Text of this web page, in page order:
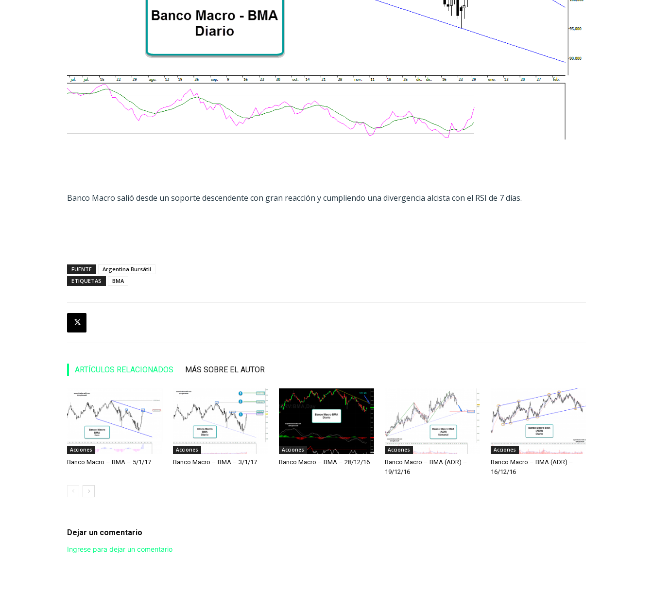
Banco Macro salió desde un soporte descendente con gran reacción y cumpliendo una divergencia alcista con el RSI de 7 días.
FUENTE
Argentina Bursátil
ETIQUETAS
BMA
ARTÍCULOS RELACIONADOS MÁS SOBRE EL AUTOR
Acciones
Banco Macro – BMA – 5/1/17
Acciones
Banco Macro – BMA – 3/1/17
Acciones
Banco Macro – BMA – 28/12/16
Acciones
Banco Macro – BMA (ADR) –
19/12/16
Acciones
Banco Macro – BMA (ADR) –
16/12/16
Dejar un comentario
Ingrese para dejar un comentario